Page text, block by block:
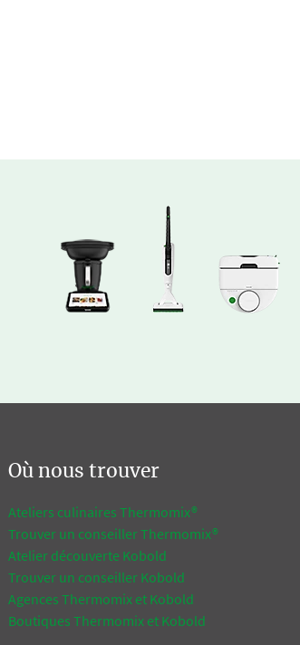
Où nous trouver
Ateliers culinaires Thermomix®
Trouver un conseiller Thermomix®
Atelier découverte Kobold
Trouver un conseiller Kobold
Agences Thermomix et Kobold
Boutiques Thermomix et Kobold